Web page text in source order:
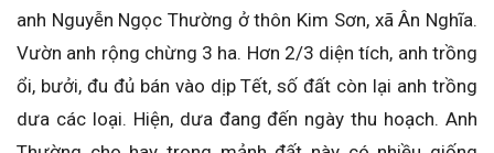
anh Nguyễn Ngọc Thường ở thôn Kim Sơn, xã Ân Nghĩa.
Vườn anh rộng chừng 3 ha. Hơn 2/3 diện tích, anh trồng
ổi, bưởi, đu đủ bán vào dịp Tết, số đất còn lại anh trồng
dưa các loại. Hiện, dưa đang đến ngày thu hoạch. Anh